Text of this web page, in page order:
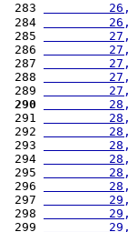
283
284
285
286
287
288
289
290
291
292
293
294
295
296
297
298
299